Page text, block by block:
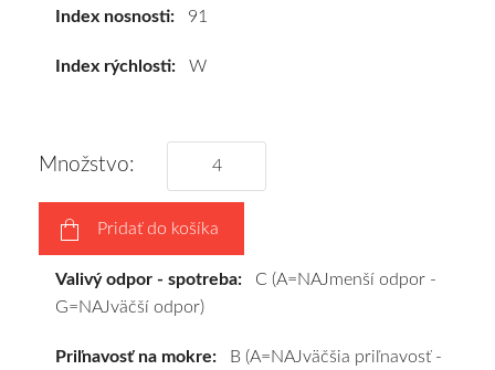
pneumatiky
na
a
pošleme
zadarmo.
Index nosnosti: 91
Index rýchlosti: W
Množstvo:
Pridať do košíka
Valivý odpor - spotreba: C (A=NAJmenší odpor -
G=NAJväčší odpor)
Priľnavosť na mokre: B (A=NAJväčšia priľnavosť -